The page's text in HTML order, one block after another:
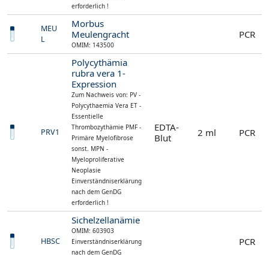
erforderlich !
MEU
L
Morbus
Meulengracht
OMIM: 143500
PCR
PRV1
Polycythämia
rubra vera 1-
Expression
Zum Nachweis von: PV -
Polycythaemia Vera ET -
Essentielle
Thrombozythämie PMF -
Primäre Myelofibrose
sonst. MPN -
Myeloproliferative
Neoplasie
Einverständniserklärung
nach dem GenDG
erforderlich !
EDTA-
Blut
2 ml PCR
HBSC
Sichelzellanämie
OMIM: 603903
Einverständniserklärung
nach dem GenDG
PCR